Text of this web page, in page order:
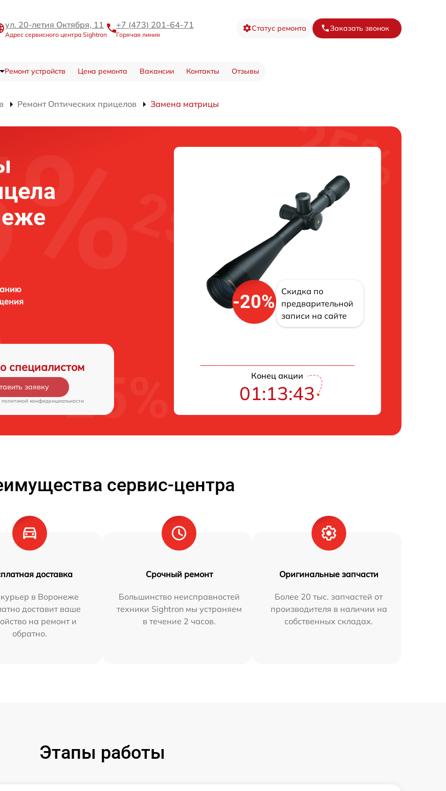
ул. 20-летия Октября, 11
Адрес сервисного центра Sightron
+7 (473) 201-64-71
Горячая линия
Статус ремонта Заказать звонок
Ремонт устройств Цена ремонта Вакансии Контакты Отзывы
Ремонт Оптических прицелов Замена матрицы
специалистом
заявку
политикой конфиденциальности
-20%
Скидка по
предварительной
записи на сайте
Конец акции
01:13:42
сервис-центра
доставка
в Воронеже
доставит ваше
на ремонт и
обратно.
Срочный ремонт
Большинство неисправностей
техники Sightron мы устраняем
в течение 2 часов.
Оригинальные запчасти
Более 20 тыс. запчастей от
производителя в наличии на
собственных складах.
Этапы работы